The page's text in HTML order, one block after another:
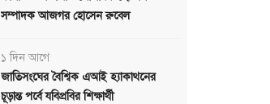
সম্পাদক আজগর হোসেন রুবেল
১ দিন আগে
জাতিসংঘের বৈশ্বিক এআই হ্যাকাথনের
চূড়ান্ত পর্বে যবিপ্রবির শিক্ষার্থী